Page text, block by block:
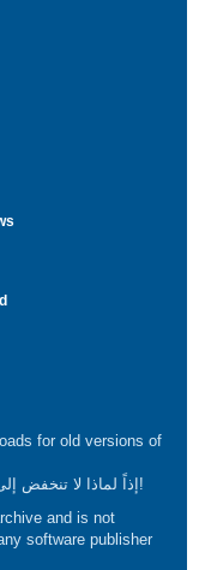
for old versions of
إذاً لماذا لا تنخفض إلى النسخة التي تحبها لأن الأحدث ليس دائماً أفضل!
and is not
software publisher